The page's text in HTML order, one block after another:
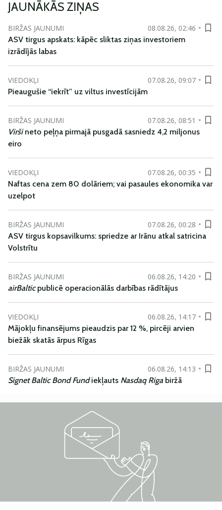
JAUNĀKĀS ZIŅAS
BIRŽAS JAUNUMI
08.08.26, 02:46
ASV tirgus apskats: kāpēc sliktas ziņas investoriem
izrādījās labas
VIEDOKĻI
07.08.26, 09:07
Pieaugušie “iekrīt” uz viltus investīcijām
BIRŽAS JAUNUMI
07.08.26, 08:51
Viršineto peļņa pirmajā pusgadā sasniedz 4,2 miljonus
eiro
VIEDOKĻI
07.08.26, 00:35
Naftas cena zem 80 dolāriem; vai pasaules ekonomika var
uzelpot
BIRŽAS JAUNUMI
07.08.26, 00:28
ASV tirgus kopsavilkums: spriedze ar Irānu atkal satricina
Volstrītu
BIRŽAS JAUNUMI
06.08.26, 14:20
airBalticpublicē operacionālās darbības rādītājus
VIEDOKĻI
06.08.26, 14:17
Mājokļu finansējums pieaudzis par 12 %, pircēji arvien
biežāk skatās ārpus Rīgas
BIRŽAS JAUNUMI
06.08.26, 14:13
Signet Baltic Bond Fundiekļauts Nasdaq Riga biržā